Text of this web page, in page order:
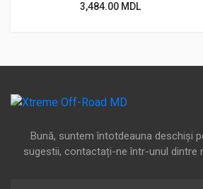
3,484.00 MDL
Bună, suntem întotdeauna deschiși
sugestii, contactați-ne într-unul dintre